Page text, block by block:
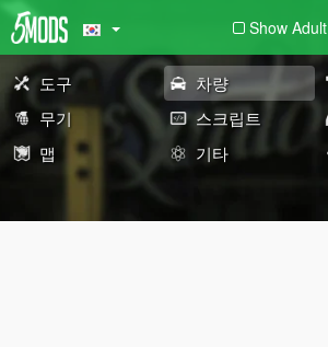
Show Adult
도구 차량
무기
스크립트
맵
기타